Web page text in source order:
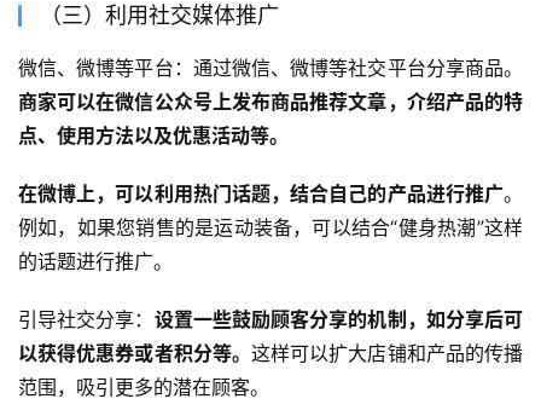
（三）利用社交媒体推广
微信、微博等平台：通过微信、微博等社交平台分享商品。
商家可以在微信公众号上发布商品推荐文章，介绍产品的特
点、使用方法以及优惠活动等。
在微博上，可以利用热门话题，结合自己的产品进行推广。
例如，如果您销售的是运动装备，可以结合“健身热潮”这样
的话题进行推广。
引导社交分享： 设置一些鼓励顾客分享的机制，如分享后可
以获得优惠券或者积分等。 这样可以扩大店铺和产品的传播
范围，吸引更多的潜在顾客。